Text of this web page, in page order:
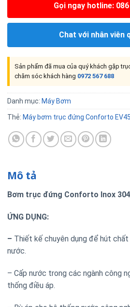
Gọi ngay hotline:
Chat với nhân viên
Sản phẩm đã mua của quý khách gặp
chăm sóc khách hàng 0972 567 688
Danh mục: Máy Bơm
Thẻ: Máy bơm trục đứng Conforto
Mô tả
Bơm trục đứng Conforto Inox
ỨNG DỤNG:
– Thiết kế chuyên dụng để hút chất
nước.
– Cấp nước trong các ngành công
thống điều áp.